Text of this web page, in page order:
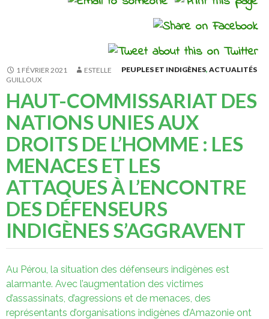
PEUPLES ET INDIGÈNES, ACTUALITÉS
1 FÉVRIER 2021
ESTELLE
GUILLOUX
HAUT-COMMISSARIAT DES
NATIONS UNIES AUX
DROITS DE L’HOMME : LES
MENACES ET LES
ATTAQUES À L’ENCONTRE
DES DÉFENSEURS
INDIGÈNES S’AGGRAVENT
Au Pérou, la situation des défenseurs indigènes est
alarmante. Avec l’augmentation des victimes
d’assassinats, d’agressions et de menaces, des
représentants d’organisations indigènes d’Amazonie ont